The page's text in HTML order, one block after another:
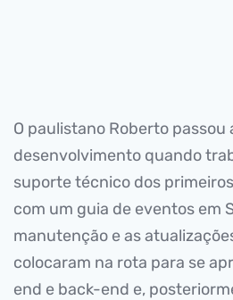
O paulistano Roberto passou
desenvolvimento quando
suporte técnico dos
com um guia de eventos em
manutenção e as
colocaram na rota para se
end e back-end e,